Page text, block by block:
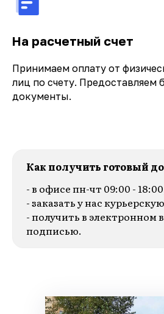
На расчетный счет
Принимаем оплату от
лиц по счету. Предоставляем
документы.
Как получить готовый
- в офисе пн-чт 09:00 -
- заказать у нас
- получить в электронном
подписью.